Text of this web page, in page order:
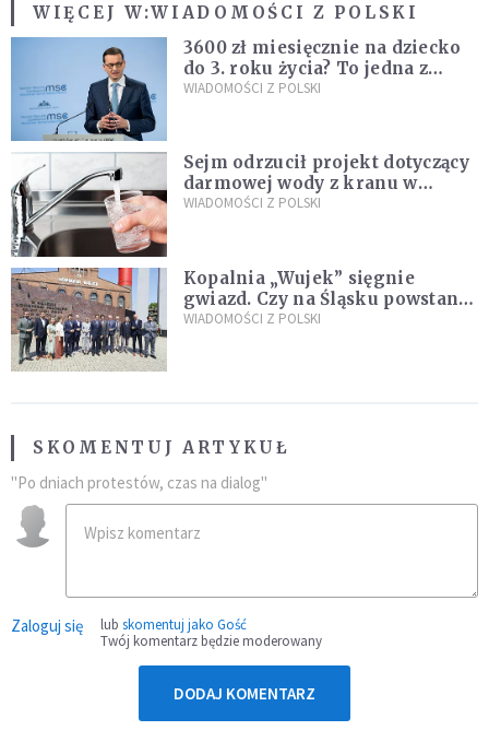
WIĘCEJ W:WIADOMOŚCI Z POLSKI
3600 zł miesięcznie na dziecko
do 3. roku życia? To jedna z
propozycji programu "Rozwój
WIADOMOŚCI Z POLSKI
Sejm odrzucił projekt dotyczący
darmowej wody z kranu w
restauracjach
WIADOMOŚCI Z POLSKI
Kopalnia „Wujek” sięgnie
gwiazd. Czy na Śląsku powstanie
„Dolina Krzemowa”?
WIADOMOŚCI Z POLSKI
SKOMENTUJ ARTYKUŁ
"Po dniach protestów, czas na dialog"
Zaloguj się lub skomentuj jako Gość
Twój komentarz będzie moderowany
DODAJ KOMENTARZ